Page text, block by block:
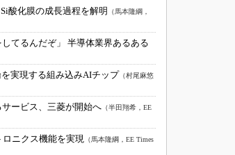
酸化膜の成長過程を解明 （馬本隆綱，
してるんだぞ」 半導体業界あるある
実現する組み込みAIチップ （村尾麻悠
ービス、三菱が開始へ （半田翔希，EE
ロニクス機能を実現 （馬本隆綱，EE Times